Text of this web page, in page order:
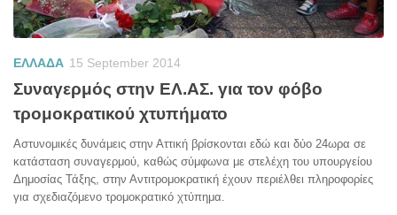
ΕΛΛΑΔΑ 15 September 2014
Συναγερμός στην ΕΛ.ΑΣ. για τον φόβο
τρομοκρατικού χτυπήματο
Αστυνομικές δυνάμεις στην Αττική βρίσκονται εδώ και δύο 24ωρα σε
κατάσταση συναγερμού, καθώς σύμφωνα με στελέχη του υπουργείου
Δημοσίας Τάξης, στην Αντιτρομοκρατική έχουν περιέλθει πληροφορίες
για σχεδιαζόμενο τρομοκρατικό χτύπημα.